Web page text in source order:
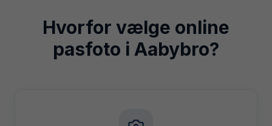
Hvorfor vælge online
pasfoto i Aabybro?